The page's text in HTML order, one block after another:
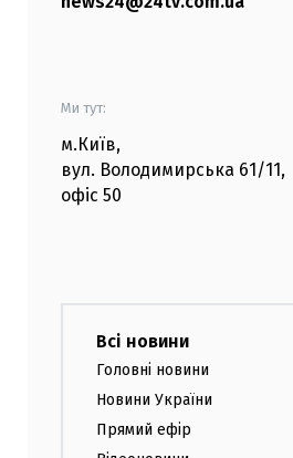
Ми тут:
м.Київ,
вул. Володимирська 61/11,
офіс 50
Всі новини
Головні новини
Новини України
Прямий ефір